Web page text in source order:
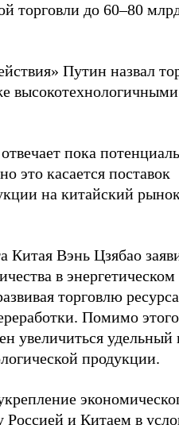
торговли до 60–80
Путин назвал
высокотехнологичными
пока
это касается поставок
на китайский
Китая Вэнь Цзябао
в
торговлю
Помимо
увеличиться удельный
продукции.
Россией и Китаем в